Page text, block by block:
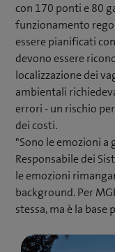
con 170 ponti e 80
funzionamento
essere pianificati
devono essere
localizzazione dei
ambientali
errori - un rischio
dei costi.
"Sono le emozioni a
Responsabile dei
le emozioni
background. Per
stessa, ma è la base